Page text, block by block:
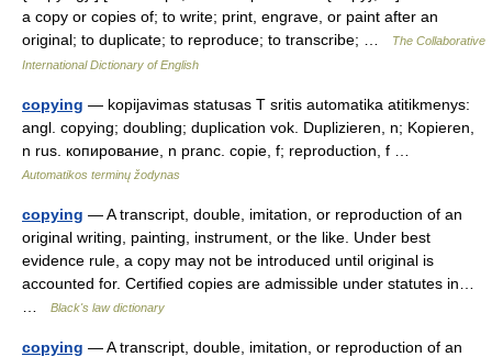
a copy or copies of; to write; print, engrave, or paint after an
original; to duplicate; to reproduce; to transcribe; …
The Collaborative
International Dictionary of English
copying — kopijavimas statusas T sritis automatika atitikmenys:
angl. copying; doubling; duplication vok. Duplizieren, n; Kopieren,
n rus. копирование, n pranc. copie, f; reproduction, f …
Automatikos terminų žodynas
copying — A transcript, double, imitation, or reproduction of an
original writing, painting, instrument, or the like. Under best
evidence rule, a copy may not be introduced until original is
accounted for. Certified copies are admissible under statutes in…
Black's law dictionary
copying — A transcript, double, imitation, or reproduction of an